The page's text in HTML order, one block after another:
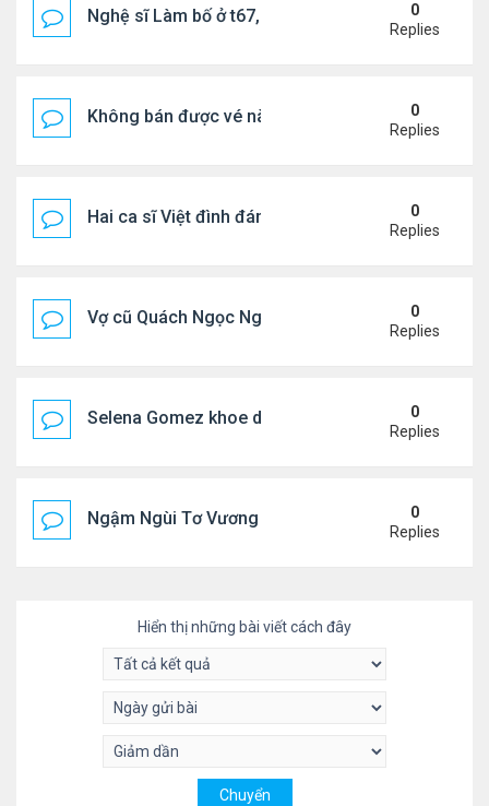
Nghệ sĩ Làm bố ở t67, mê dưỡng da chẳng kém
0
Replies
Không bán được vé nào, 1 phim Việt rời rạp
0
Replies
Hai ca sĩ Việt đình đám không phải vợ chồng vẫn
0
Replies
Vợ cũ Quách Ngọc Ngoan: "Tôi sắp 50, liệu có
0
Replies
Selena Gomez khoe dáng mừng sinh nhật
0
Replies
Ngậm Ngùi Tơ Vương - Video YouTube ngâm bài
0
Replies
Hiển thị những bài viết cách đây